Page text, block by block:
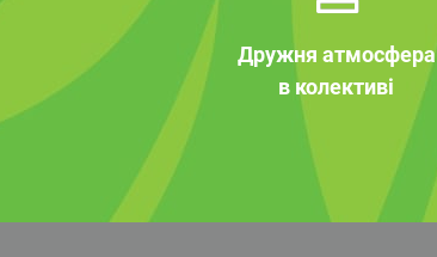
Дружня атмосфера
в колективі